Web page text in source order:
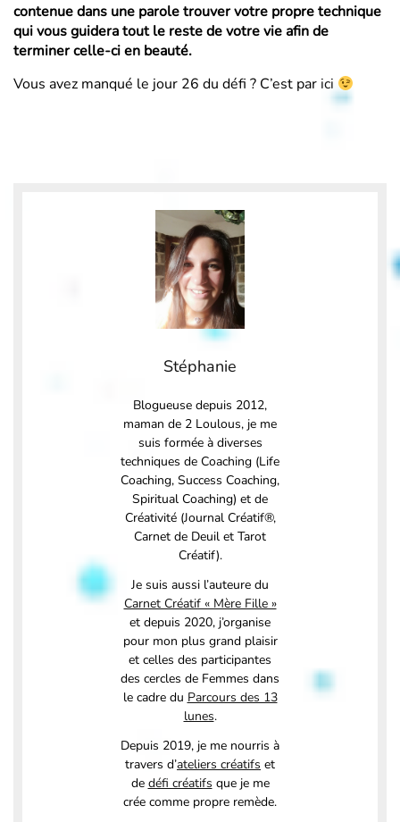
contenue dans une parole trouver votre propre technique
qui vous guidera tout le reste de votre vie afin de
terminer celle-ci en beauté.
Vous avez manqué le jour 26 du défi ? C’est par ici
Stéphanie
Blogueuse depuis 2012,
maman de 2 Loulous, je me
suis formée à diverses
techniques de Coaching (Life
Coaching, Success Coaching,
Spiritual Coaching) et de
Créativité (Journal Créatif®,
Carnet de Deuil et Tarot
Créatif).
Je suis aussi l’auteure du
Carnet Créatif « Mère Fille »
et depuis 2020, j’organise
pour mon plus grand plaisir
et celles des participantes
des cercles de Femmes dans
le cadre du Parcours des 13
lunes.
Depuis 2019, je me nourris à
travers d’ateliers créatifs et
de défi créatifs que je me
crée comme propre remède.